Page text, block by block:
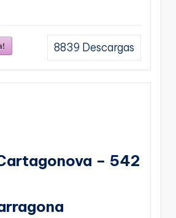
8839 Descargas
– 542